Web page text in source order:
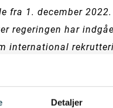
Detaljer
fra 1. december
regeringen har
international
arbejdsvilkår…